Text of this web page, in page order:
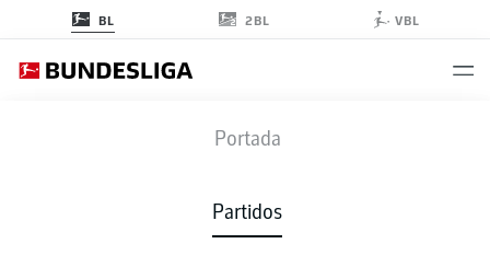
BL 2BL VBL
Portada
Partidos
BVB - WOB
4 0